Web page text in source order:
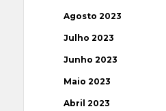
Agosto 2023
Julho 2023
Junho 2023
Maio 2023
Abril 2023